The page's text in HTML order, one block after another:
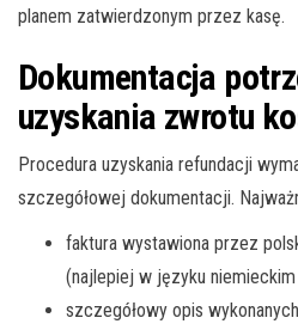
planem zatwierdzonym przez kasę.
Dokumentacja
uzyskania zwrotu
Procedura uzyskania refundacji
szczegółowej dokumentacji.
faktura wystawiona przez
(najlepiej w języku
szczegółowy opis